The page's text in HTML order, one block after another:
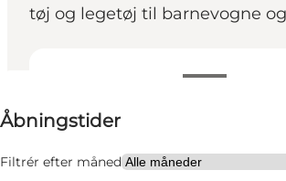
tøj og legetøj til barnevogne
Åbningstider
Filtrér efter måned
Besøg hjemmeside
Børn